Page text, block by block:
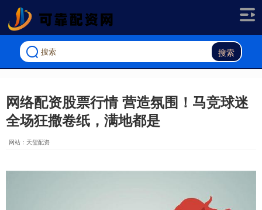
搜索
网络配资股票行情 营造氛围！马竞球迷
全场狂撒卷纸，满地都是
网站：天玺配资